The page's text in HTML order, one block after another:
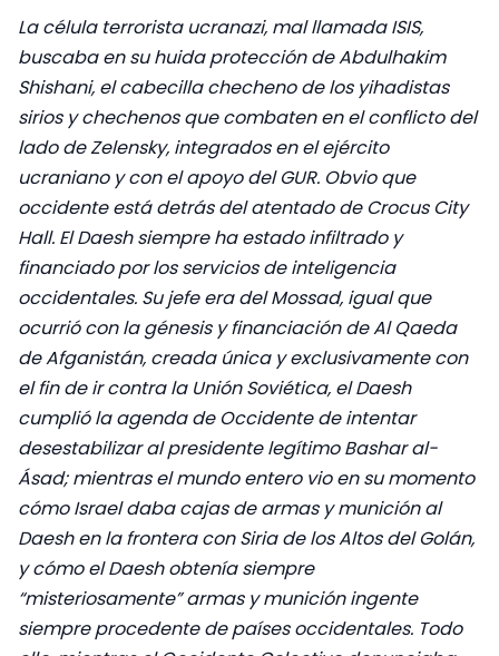
La célula terrorista ucranazi, mal llamada ISIS,
buscaba en su huida protección de Abdulhakim
Shishani, el cabecilla checheno de los yihadistas
sirios y chechenos que combaten en el conflicto del
lado de Zelensky, integrados en el ejército
ucraniano y con el apoyo del GUR. Obvio que
occidente está detrás del atentado de Crocus City
Hall. El Daesh siempre ha estado infiltrado y
financiado por los servicios de inteligencia
occidentales. Su jefe era del Mossad, igual que
ocurrió con la génesis y financiación de Al Qaeda
de Afganistán, creada única y exclusivamente con
el fin de ir contra la Unión Soviética, el Daesh
cumplió la agenda de Occidente de intentar
desestabilizar al presidente legítimo Bashar al-
Ásad; mientras el mundo entero vio en su momento
cómo Israel daba cajas de armas y munición al
Daesh en la frontera con Siria de los Altos del Golán,
y cómo el Daesh obtenía siempre
“misteriosamente” armas y munición ingente
siempre procedente de países occidentales. Todo